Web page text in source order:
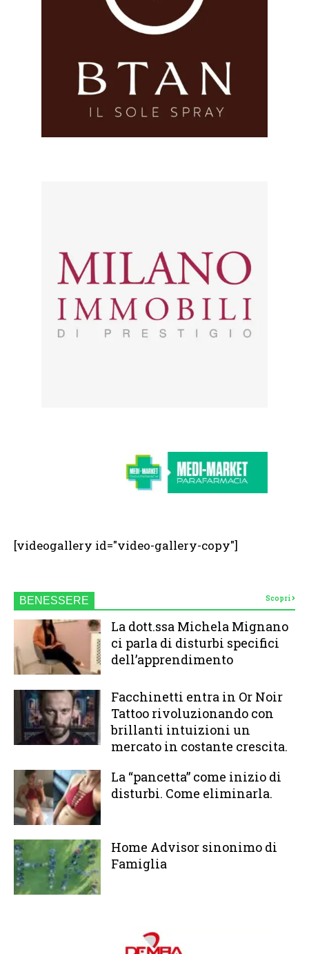
[videogallery id="video-gallery-copy"]
BENESSERE Scopri
La dott.ssa Michela Mignano
ci parla di disturbi specifici
dell’apprendimento
Facchinetti entra in Or Noir
Tattoo rivoluzionando con
brillanti intuizioni un
mercato in costante crescita.
La “pancetta” come inizio di
disturbi. Come eliminarla.
Home Advisor sinonimo di
Famiglia